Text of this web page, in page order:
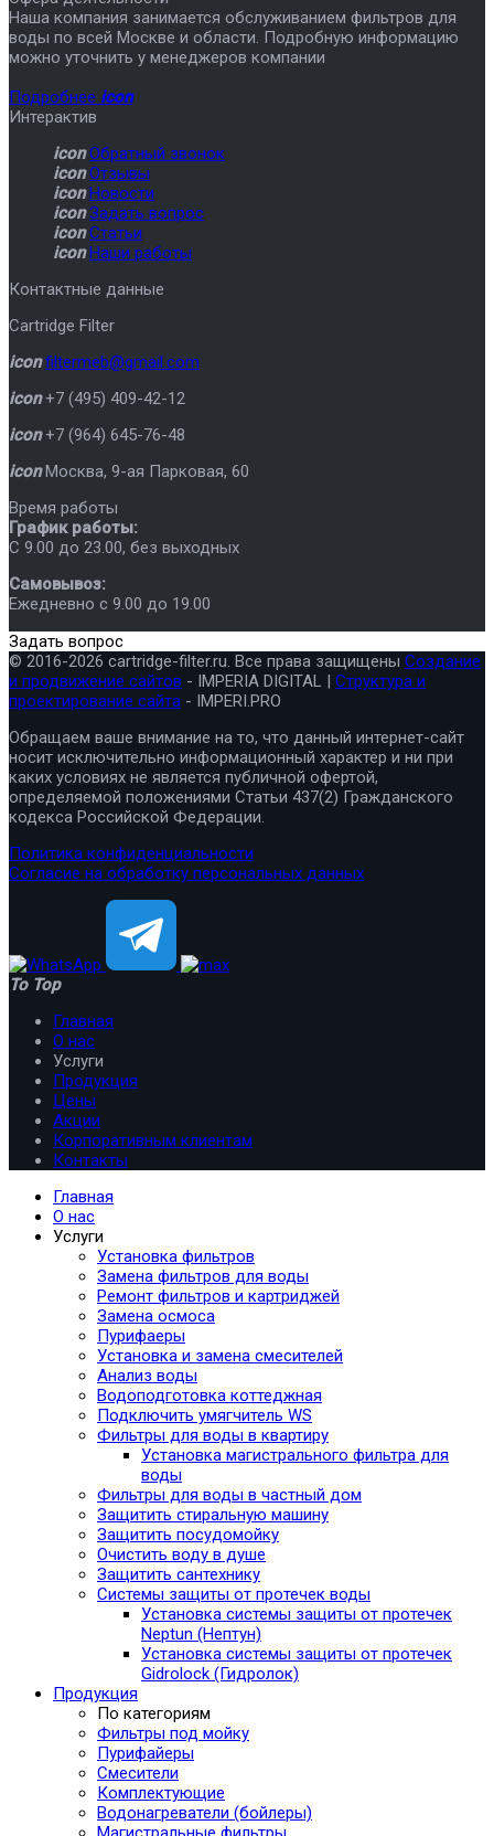
Наша компания занимается обслуживанием фильтров для
воды по всей Москве и области. Подробную информацию
можно уточнить у менеджеров компании
Подробнее icon
Интерактив
icon Обратный звонок
icon Отзывы
icon Новости
icon Задать вопрос
icon Статьи
icon Наши работы
Контактные данные
Cartridge Filter
icon filtermeb@gmail.com
icon +7 (495) 409-42-12
icon +7 (964) 645-76-48
icon Москва, 9-ая Парковая, 60
Время работы
График работы:
C 9.00 до 23.00, без выходных
Самовывоз:
Ежедневно с 9.00 до 19.00
Задать вопрос
© 2016-2026 cartridge-filter.ru. Все права защищены Создание
и продвижение сайтов - IMPERIA DIGITAL | Структура и
проектирование сайта - IMPERI.PRO
Обращаем ваше внимание на то, что данный интернет-сайт
носит исключительно информационный характер и ни при
каких условиях не является публичной офертой,
определяемой положениями Статьи 437(2) Гражданского
кодекса Российской Федерации.
Политика конфиденциальности
Согласие на обработку персональных данных
To Top
Главная
О нас
Услуги
Продукция
Цены
Акции
Корпоративным клиентам
Контакты
Главная
О нас
Услуги
Установка фильтров
Замена фильтров для воды
Ремонт фильтров и картриджей
Замена осмоса
Пурифаеры
Установка и замена смесителей
Анализ воды
Водоподготовка коттеджная
Подключить умягчитель WS
Фильтры для воды в квартиру
Установка магистрального фильтра для
воды
Фильтры для воды в частный дом
Защитить стиральную машину
Защитить посудомойку
Очистить воду в душе
Защитить сантехнику
Системы защиты от протечек воды
Установка системы защиты от протечек
Neptun (Нептун)
Установка системы защиты от протечек
Gidrolock (Гидролок)
Продукция
По категориям
Фильтры под мойку
Пурифайеры
Смесители
Комплектующие
Водонагреватели (бойлеры)